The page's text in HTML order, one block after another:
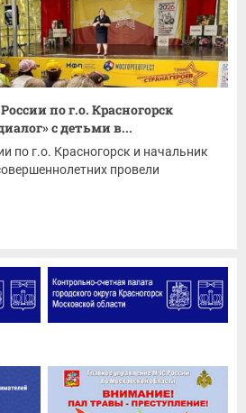
по г.о. Красногорск
с детьми в...
по г.о. Красногорск и начальник
провели